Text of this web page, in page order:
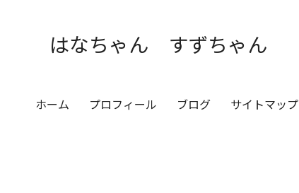
はなちゃん すずちゃん
ホーム プロフィール ブログ サイトマップ